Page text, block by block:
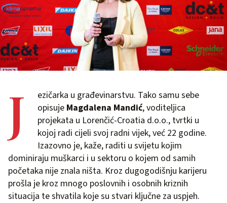
J
ezičarka u građevinarstvu. Tako samu sebe
opisuje Magdalena Mandić, voditeljica
projekata u Lorenčić-Croatia d.o.o., tvrtki u
kojoj radi cijeli svoj radni vijek, već 22 godine.
Izazovno je, kaže, raditi u svijetu kojim
dominiraju muškarci i u sektoru o kojem od samih
početaka nije znala ništa. Kroz dugogodišnju karijeru
prošla je kroz mnogo poslovnih i osobnih kriznih
situacija te shvatila koje su stvari ključne za uspjeh.